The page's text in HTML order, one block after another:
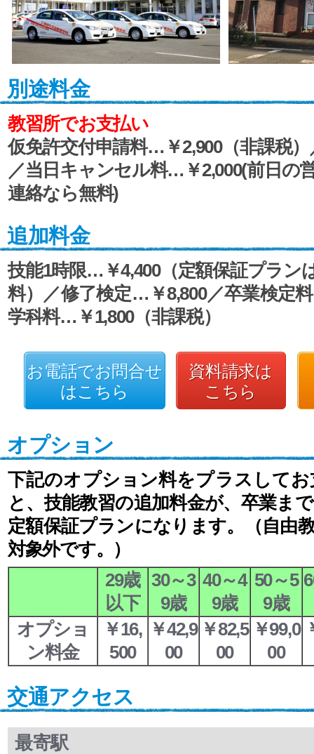
別途料金
教習所でお支払い
仮免許交付申請料…￥2,900（非課税
／当日キャンセル料…￥2,000(前日の
連絡なら無料)
追加料金
技能1時限…￥4,400（定額保証プラン
料）／修了検定…￥8,800／卒業検定
学科料…￥1,800（非課税）
お電話でお問合せ
はこちら
資料請求は
こちら
オプション
下記のオプション料をプラスして
と、技能教習の追加料金が、卒業ま
定額保証プランになります。（自由
対象外です。）
29歳
以下
30～3
9歳
40～4
9歳
50～5
9歳
オプショ
ン料金
￥16,
500
￥42,9
00
￥82,5
00
￥99,0
00
交通アクセス
最寄駅